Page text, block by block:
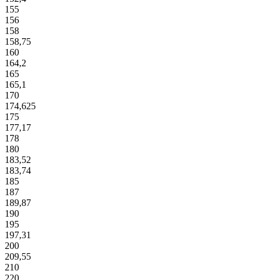
155
156
158
158,75
160
164,2
165
165,1
170
174,625
175
177,17
178
180
183,52
183,74
185
187
189,87
190
195
197,31
200
209,55
210